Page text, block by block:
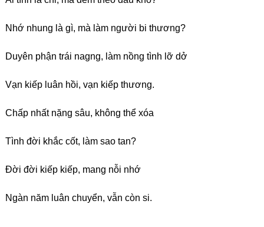
Nhớ nhung là gì, mà làm người bi thương?
Duyên phận trái nagng, làm nồng tình lỡ dở
Vạn kiếp luân hồi, vạn kiếp thương.
Chấp nhất nặng sâu, không thể xóa
Tình đời khắc cốt, làm sao tan?
Đời đời kiếp kiếp, mang nỗi nhớ
Ngàn năm luân chuyển, vẫn còn si.